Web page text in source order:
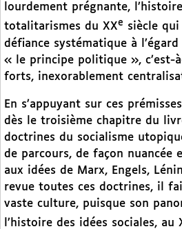
lourdement prégnante,
totalitarismes du XXe siècle
défiance systématique à
« le principe politique », c’est-
forts, inexorablement
En s’appuyant sur ces
dès le troisième chapitre du
doctrines du socialisme
de parcours, de façon nuancée
aux idées de Marx, Engels,
revue toutes ces doctrines, il
vaste culture, puisque son
l’histoire des idées sociales, au